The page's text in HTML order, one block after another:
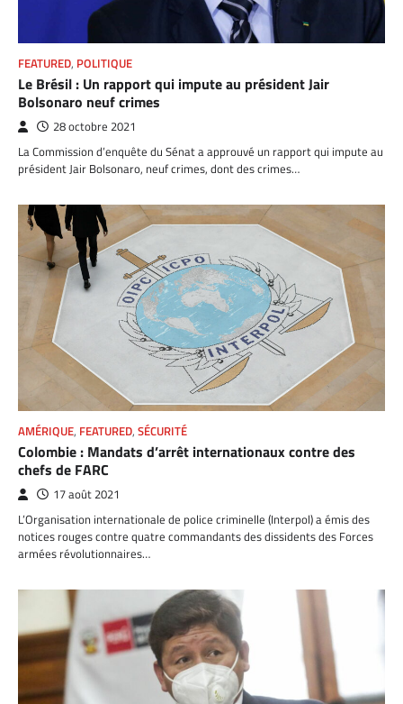
FEATURED, POLITIQUE
Le Brésil : Un rapport qui impute au président Jair
Bolsonaro neuf crimes
28 octobre 2021
La Commission d’enquête du Sénat a approuvé un rapport qui impute au
président Jair Bolsonaro, neuf crimes, dont des crimes…
AMÉRIQUE, FEATURED, SÉCURITÉ
Colombie : Mandats d’arrêt internationaux contre des
chefs de FARC
17 août 2021
L’Organisation internationale de police criminelle (Interpol) a émis des
notices rouges contre quatre commandants des dissidents des Forces
armées révolutionnaires…